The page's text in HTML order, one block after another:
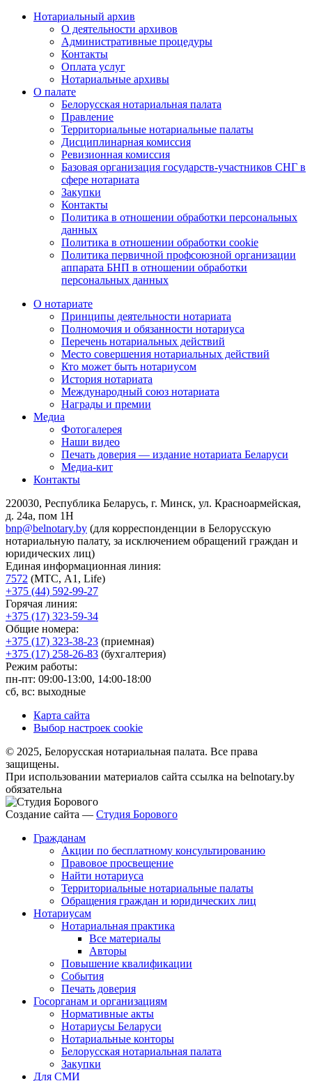
Нотариальный архив
О деятельности архивов
Административные процедуры
Контакты
Оплата услуг
Нотариальные архивы
О палате
Белорусская нотариальная палата
Правление
Территориальные нотариальные палаты
Дисциплинарная комиссия
Ревизионная комиссия
Базовая организация государств-участников СНГ в
сфере нотариата
Закупки
Контакты
Политика в отношении обработки персональных
данных
Политика в отношении обработки cookie
Политика первичной профсоюзной организации
аппарата БНП в отношении обработки
персональных данных
О нотариате
Принципы деятельности нотариата
Полномочия и обязанности нотариуса
Перечень нотариальных действий
Место совершения нотариальных действий
Кто может быть нотариусом
История нотариата
Международный союз нотариата
Награды и премии
Медиа
Фотогалерея
Наши видео
Печать доверия — издание нотариата Беларуси
Медиа-кит
Контакты
220030, Республика Беларусь, г. Минск, ул. Красноармейская,
д. 24а, пом 1Н
bnp@belnotary.by (для корреспонденции в Белорусскую
нотариальную палату, за исключением обращений граждан и
юридических лиц)
Единая информационная линия:
7572 (МТС, A1, Life)
+375 (44) 592-99-27
Горячая линия:
+375 (17) 323-59-34
Общие номера:
+375 (17) 323-38-23 (приемная)
+375 (17) 258-26-83 (бухгалтерия)
Режим работы:
пн-пт: 09:00-13:00, 14:00-18:00
сб, вс: выходные
Карта сайта
Выбор настроек cookie
© 2025, Белорусская нотариальная палата. Все права
защищены.
При использовании материалов сайта ссылка на belnotary.by
обязательна
Создание сайта — Студия Борового
Гражданам
Акции по бесплатному консультированию
Правовое просвещение
Найти нотариуса
Территориальные нотариальные палаты
Обращения граждан и юридических лиц
Нотариусам
Нотариальная практика
Все материалы
Авторы
Повышение квалификации
События
Печать доверия
Госорганам и организациям
Нормативные акты
Нотариусы Беларуси
Нотариальные конторы
Белорусская нотариальная палата
Закупки
Для СМИ